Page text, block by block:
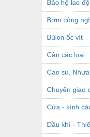
Bảo hộ lao
Bơm công
Bùlon ốc vít
Cân các loại
Cao su,
Chuyển giao
Cửa - kính
Dầu khí -